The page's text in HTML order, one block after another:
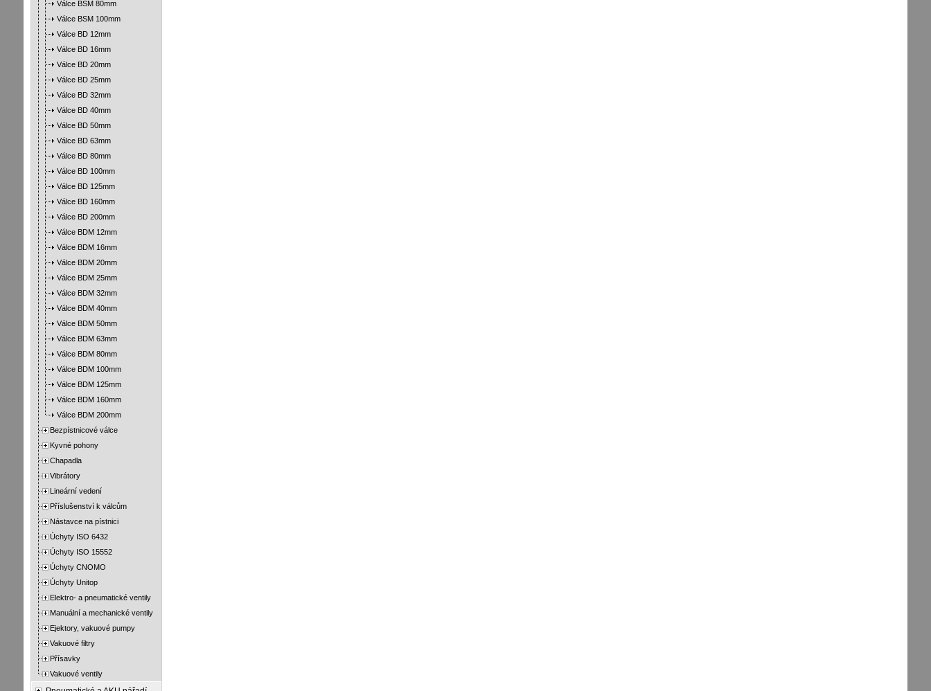
Válce BSM 80mm
Válce BSM 100mm
Válce BD 12mm
Válce BD 16mm
Válce BD 20mm
Válce BD 25mm
Válce BD 32mm
Válce BD 40mm
Válce BD 50mm
Válce BD 63mm
Válce BD 80mm
Válce BD 100mm
Válce BD 125mm
Válce BD 160mm
Válce BD 200mm
Válce BDM 12mm
Válce BDM 16mm
Válce BDM 20mm
Válce BDM 25mm
Válce BDM 32mm
Válce BDM 40mm
Válce BDM 50mm
Válce BDM 63mm
Válce BDM 80mm
Válce BDM 100mm
Válce BDM 125mm
Válce BDM 160mm
Válce BDM 200mm
Bezpístnicové válce
Kyvné pohony
Chapadla
Vibrátory
Lineární vedení
Příslušenství k válcům
Nástavce na pístnici
Úchyty ISO 6432
Úchyty ISO 15552
Úchyty CNOMO
Úchyty Unitop
Elektro- a pneumatické ventily
Manuální a mechanické ventily
Ejektory, vakuové pumpy
Vakuové filtry
Přísavky
Vakuové ventily